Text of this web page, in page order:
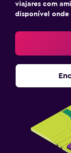
viajares com
disponível onde